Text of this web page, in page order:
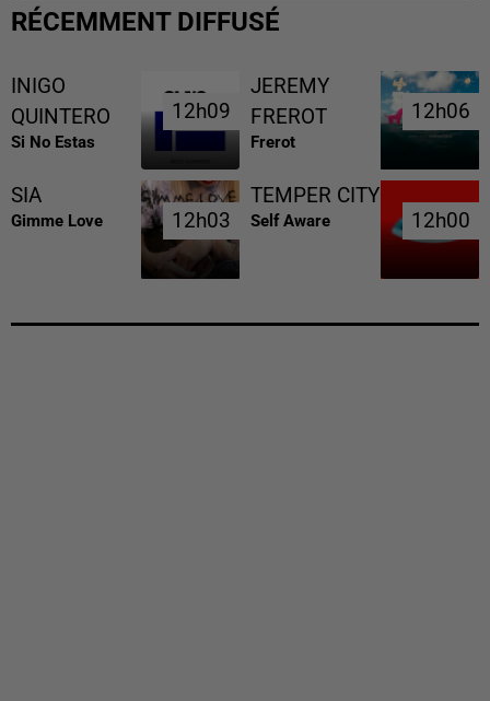
RÉCEMMENT DIFFUSÉ
INIGO
QUINTERO
Si No Estas
12h09
12h09
JEREMY
FREROT
Frerot
12h06
12h06
SIA
Gimme Love 12h03
12h03
TEMPER CITY
Self Aware 12h00
12h00